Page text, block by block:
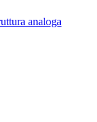
analoga